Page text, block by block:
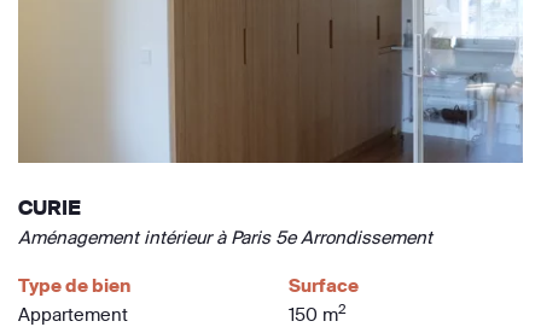
CURIE
Aménagement intérieur à Paris 5e Arrondissement
Type de bien
Appartement
Surface
150 m2